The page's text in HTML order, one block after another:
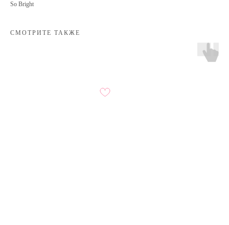
So Bright
СМОТРИТЕ ТАКЖЕ